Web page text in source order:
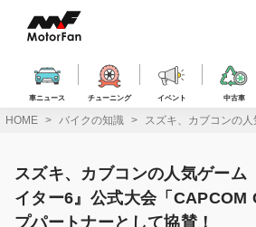
ス
車ニュース チューニング イベント 中古車
HOME バイクの知識 スズキ、カブコンの
スズキ、カブコンの人気ゲーム
イター6』公式大会「CAPCOM
プパートナーとして協賛！